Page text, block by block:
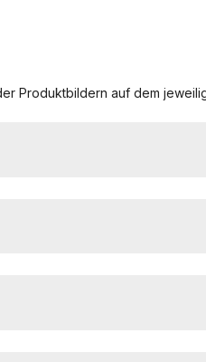
Produktbildern auf dem